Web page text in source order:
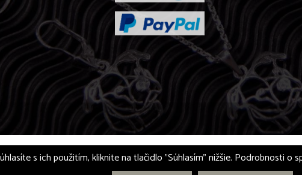
s ich použitím, kliknite na tlačidlo "Súhlasím" nižšie. Podrobnosti o